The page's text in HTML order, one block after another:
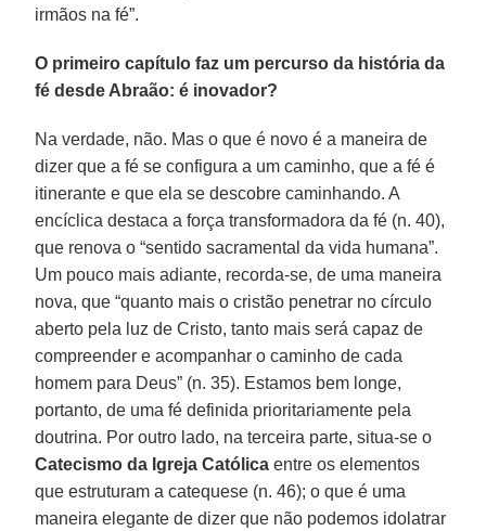
irmãos na fé”.
O primeiro capítulo faz um percurso da história da
fé desde Abraão: é inovador?
Na verdade, não. Mas o que é novo é a maneira de
dizer que a fé se configura a um caminho, que a fé é
itinerante e que ela se descobre caminhando. A
encíclica destaca a força transformadora da fé (n. 40),
que renova o “sentido sacramental da vida humana”.
Um pouco mais adiante, recorda-se, de uma maneira
nova, que “quanto mais o cristão penetrar no círculo
aberto pela luz de Cristo, tanto mais será capaz de
compreender e acompanhar o caminho de cada
homem para Deus” (n. 35). Estamos bem longe,
portanto, de uma fé definida prioritariamente pela
doutrina. Por outro lado, na terceira parte, situa-se o
Catecismo da Igreja Católica entre os elementos
que estruturam a catequese (n. 46); o que é uma
maneira elegante de dizer que não podemos idolatrar